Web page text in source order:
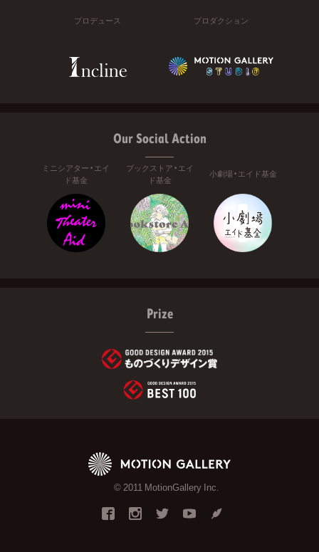
プロデュース プロダクション
Our Social Action
ミニシアター・エイ
ド基金
ブックストア・エイ
ド基金
小劇場・エイド基金
Prize
© 2011 MotionGallery Inc.